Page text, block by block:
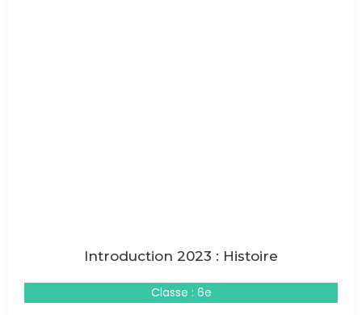
Introduction 2023 : Histoire
Classe : 6e